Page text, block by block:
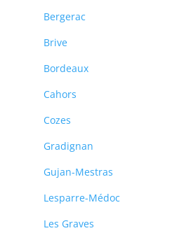
Bergerac
Brive
Bordeaux
Cahors
Cozes
Gradignan
Gujan-Mestras
Lesparre-Médoc
Les Graves